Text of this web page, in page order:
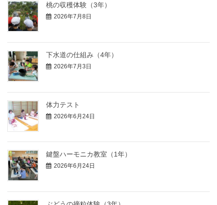
桃の収穫体験（3年）
2026年7月8日
下水道の仕組み（4年）
2026年7月3日
体力テスト
2026年6月24日
鍵盤ハーモニカ教室（1年）
2026年6月24日